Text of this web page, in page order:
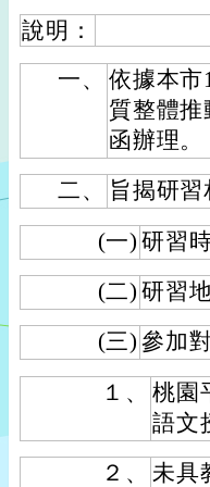
說明：
一、
依據本
質整體
函辦理。
二、
旨揭研習
(一) 研習
(二) 研習
(三) 參加
１、
桃園
語文
２、
未具